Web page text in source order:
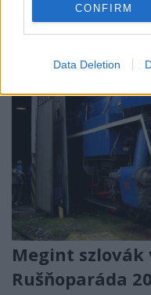
CONFIRM
Data Deletion
Megint szlovák
Rušňoparáda